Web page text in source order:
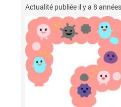
Actualité publiée il y a 8